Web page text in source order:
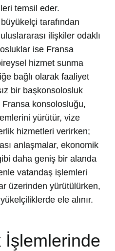
temsil eder.
tarafından
ilişkiler odaklı
ise Fransa
hizmet sunma
bağlı olarak faaliyet
bir başkonsolosluk
konsolosluğu,
yürütür, vize
hizmetleri verirken;
anlaşmalar, ekonomik
daha geniş bir alanda
vatandaş işlemleri
üzerinden yürütülürken,
ele alınır.
İşlemlerinde